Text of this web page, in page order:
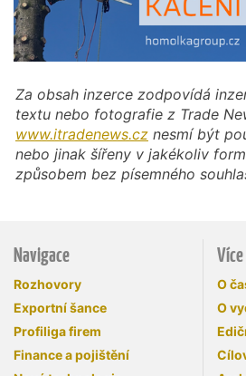
Za obsah inzerce zodpovídá
textu nebo fotografie z Trade
www.itradenews.cz nesmí být
nebo jinak šířeny v jakékoliv
způsobem bez písemného
Navigace
Rozhovory
Exportní šance
Profiliga firem
Finance a pojištění
O
O